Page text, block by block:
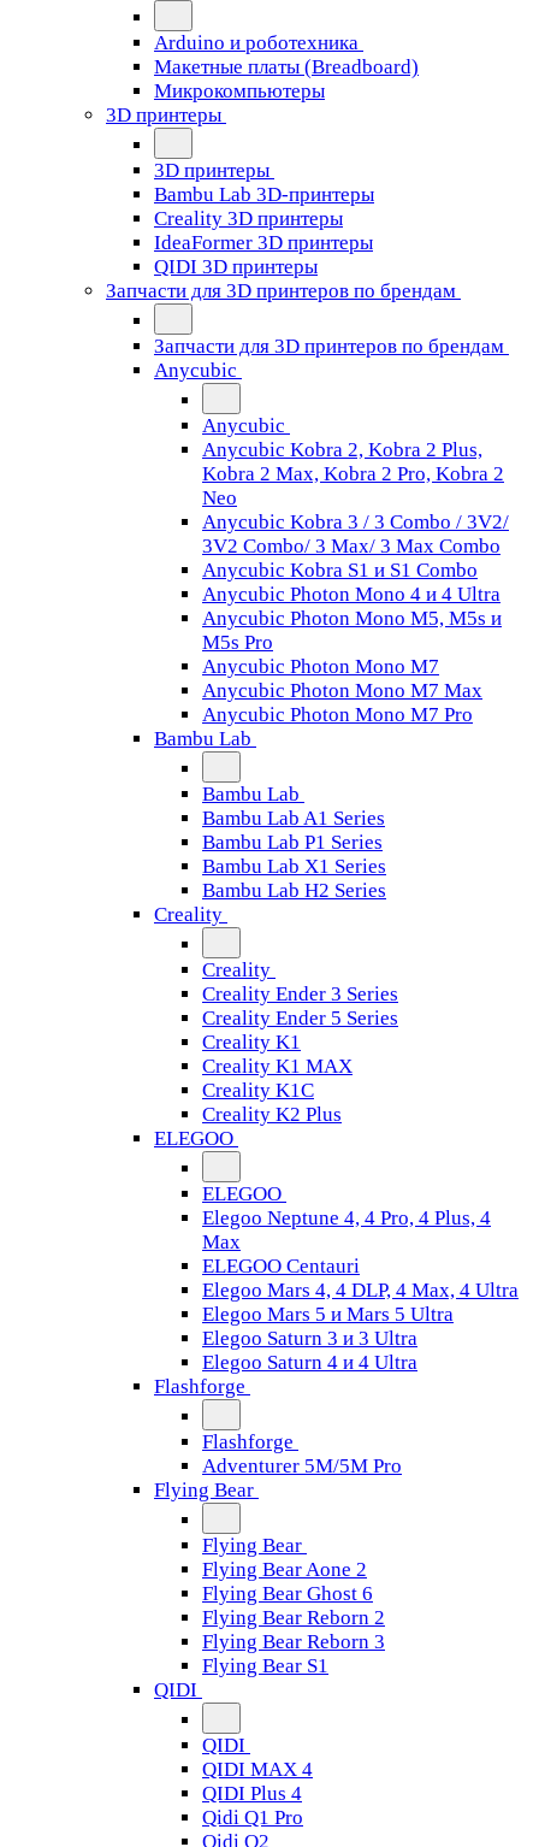
Arduino и роботехника
Макетные платы (Breadboard)
Микрокомпьютеры
3D принтеры
3D принтеры
Bambu Lab 3D-принтеры
Creality 3D принтеры
IdeaFormer 3D принтеры
QIDI 3D принтеры
Запчасти для 3D принтеров по брендам
Запчасти для 3D принтеров по брендам
Anycubic
Anycubic
Anycubic Kobra 2, Kobra 2 Plus,
Kobra 2 Max, Kobra 2 Pro, Kobra 2
Neo
Anycubic Kobra 3 / 3 Combo / 3V2/
3V2 Combo/ 3 Max/ 3 Max Combo
Anycubic Kobra S1 и S1 Combo
Anycubic Photon Mono 4 и 4 Ultra
Anycubic Photon Mono M5, M5s и
M5s Pro
Anycubic Photon Mono M7
Anycubic Photon Mono M7 Max
Anycubic Photon Mono M7 Pro
Bambu Lab
Bambu Lab
Bambu Lab A1 Series
Bambu Lab P1 Series
Bambu Lab X1 Series
Bambu Lab H2 Series
Creality
Creality
Creality Ender 3 Series
Creality Ender 5 Series
Creality K1
Creality K1 MAX
Creality K1C
Creality K2 Plus
ELEGOO
ELEGOO
Elegoo Neptune 4, 4 Pro, 4 Plus, 4
Max
ELEGOO Centauri
Elegoo Mars 4, 4 DLP, 4 Max, 4 Ultra
Elegoo Mars 5 и Mars 5 Ultra
Elegoo Saturn 3 и 3 Ultra
Elegoo Saturn 4 и 4 Ultra
Flashforge
Flashforge
Adventurer 5M/5M Pro
Flying Bear
Flying Bear
Flying Bear Aone 2
Flying Bear Ghost 6
Flying Bear Reborn 2
Flying Bear Reborn 3
Flying Bear S1
QIDI
QIDI
QIDI MAX 4
QIDI Plus 4
Qidi Q1 Pro
Qidi Q2